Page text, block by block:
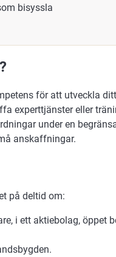
bisyssla
för att utveckla
experttjänster eller
under en
anskaffningar.
på deltid om:
i ett aktiebolag, öppet